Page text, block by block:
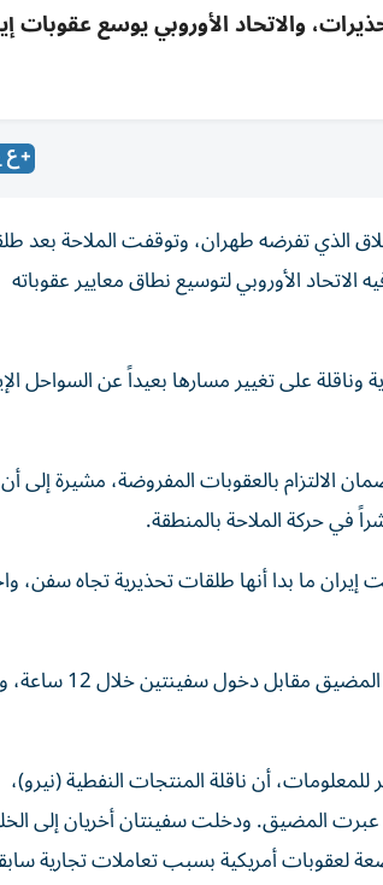
والاتحاد الأوروبي يوسع عقوبات
الذي تفرضه طهران، وتوقفت الملاحة بعد
الأوروبي لتوسيع نطاق معايير عقوباته
(سنتكوم)، أمس الاثنين، أنها أجبرت 27 سفينة تجارية وناقلة على تغيير مسارها بعيداً عن
بالعقوبات المفروضة، مشيرة إلى أن
في حركة الملاحة بالمنطقة.
ما بدا أنها طلقات تحذيرية تجاه سفن،
وأظهرت بيانات تتبع السفن، أمس الاثنين، أن سفينة واحدة فقط غادرت الخليج عبر
أن ناقلة المنتجات النفطية (نيرو)،
المضيق. ودخلت سفينتان أخريان إلى
الكيميائية (ستارواي) وناقلة الغاز البترولي المسال (أكسون1)، الخاضعة لعقوبات أمريكية بسبب تعاملات